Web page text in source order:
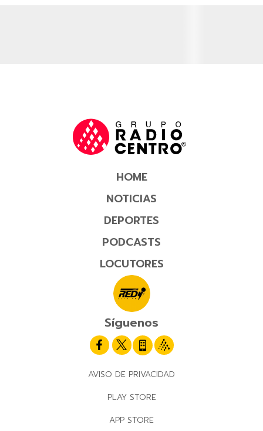
HOME
NOTICIAS
DEPORTES
PODCASTS
LOCUTORES
Síguenos
AVISO DE PRIVACIDAD
PLAY STORE
APP STORE